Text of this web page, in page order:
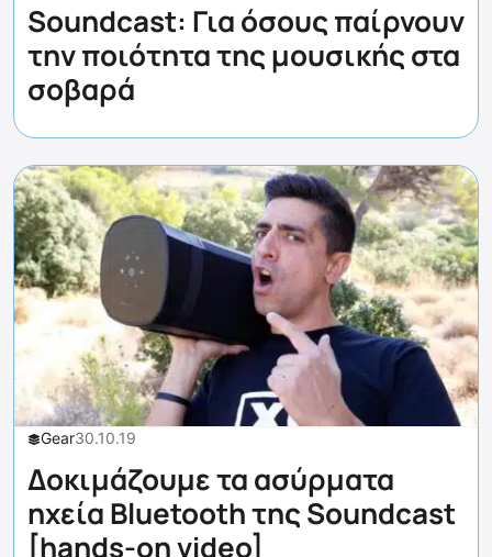
Soundcast: Για όσους παίρνουν
την ποιότητα της μουσικής στα
σοβαρά
Gear30.10.19
Δοκιμάζουμε τα ασύρματα
ηχεία Bluetooth της Soundcast
[hands-on video]